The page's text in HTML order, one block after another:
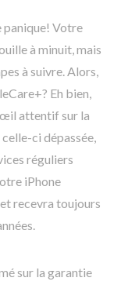
panique! Votre
à minuit, mais
à suivre. Alors,
Eh bien,
œil attentif sur la
ci dépassée,
réguliers
iPhone
recevra toujours
sur la garantie